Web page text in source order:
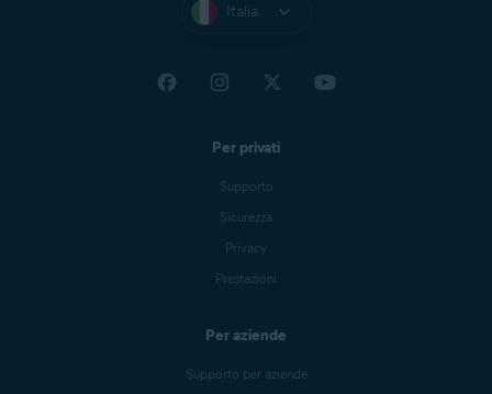
Italia
Per privati
Supporto
Sicurezza
Privacy
Prestazioni
Per aziende
Supporto per aziende